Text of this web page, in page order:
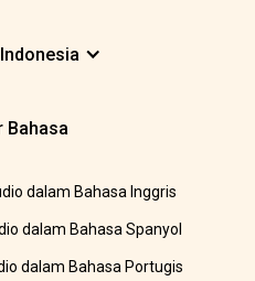
Bahasa
dalam Bahasa Inggris
dalam Bahasa Spanyol
dalam Bahasa Portugis